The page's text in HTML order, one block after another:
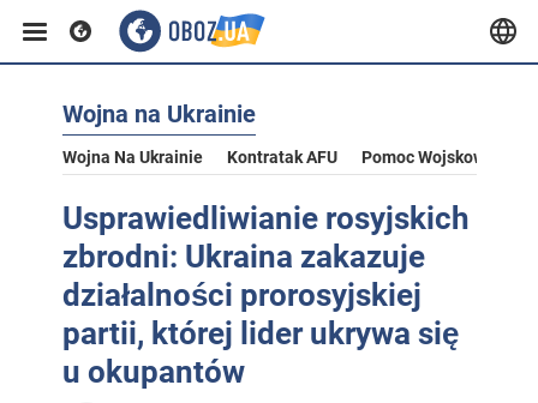
Wojna na Ukrainie
Wojna Na Ukrainie Kontratak AFU Pomoc Wojskowa Dla
Usprawiedliwianie rosyjskich
zbrodni: Ukraina zakazuje
działalności prorosyjskiej
partii, której lider ukrywa się
u okupantów